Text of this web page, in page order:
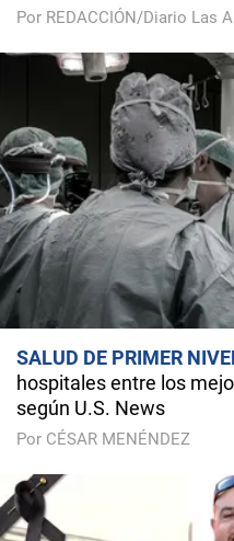
Por REDACCIÓN/Diario Las
SALUD DE PRIMER
hospitales entre los
según U.S. News
Por CÉSAR MENÉNDEZ